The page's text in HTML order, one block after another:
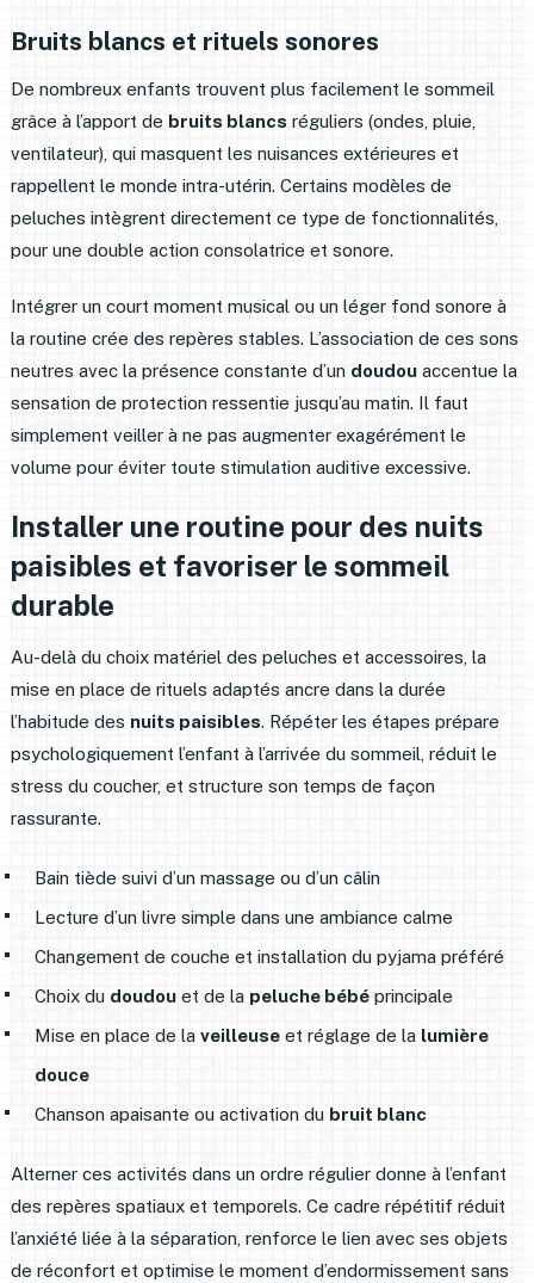
Bruits blancs et rituels sonores
De nombreux enfants trouvent plus facilement le sommeil
grâce à l’apport de bruits blancsréguliers (ondes, pluie,
ventilateur), qui masquent les nuisances extérieures et
rappellent le monde intra-utérin. Certains modèles de
peluches intègrent directement ce type de fonctionnalités,
pour une double action consolatrice et sonore.
Intégrer un court moment musical ou un léger fond sonore à
la routine crée des repères stables. L’association de ces sons
neutres avec la présence constante d’un doudouaccentue la
sensation de protection ressentie jusqu’au matin. Il faut
simplement veiller à ne pas augmenter exagérément le
volume pour éviter toute stimulation auditive excessive.
Installer une routine pour des nuits
paisibles et favoriser le sommeil
durable
Au-delà du choix matériel des peluches et accessoires, la
mise en place de rituels adaptés ancre dans la durée
l’habitude des nuits paisibles. Répéter les étapes prépare
psychologiquement l’enfant à l’arrivée du sommeil, réduit le
stress du coucher, et structure son temps de façon
rassurante.
Bain tiède suivi d’un massage ou d’un câlin
Lecture d’un livre simple dans une ambiance calme
Changement de couche et installation du pyjama préféré
Choix du doudouet de la peluche bébéprincipale
Mise en place de la veilleuseet réglage de la lumière
douce
Chanson apaisante ou activation du bruit blanc
Alterner ces activités dans un ordre régulier donne à l’enfant
des repères spatiaux et temporels. Ce cadre répétitif réduit
l’anxiété liée à la séparation, renforce le lien avec ses objets
de réconfort et optimise le moment d’endormissement sans